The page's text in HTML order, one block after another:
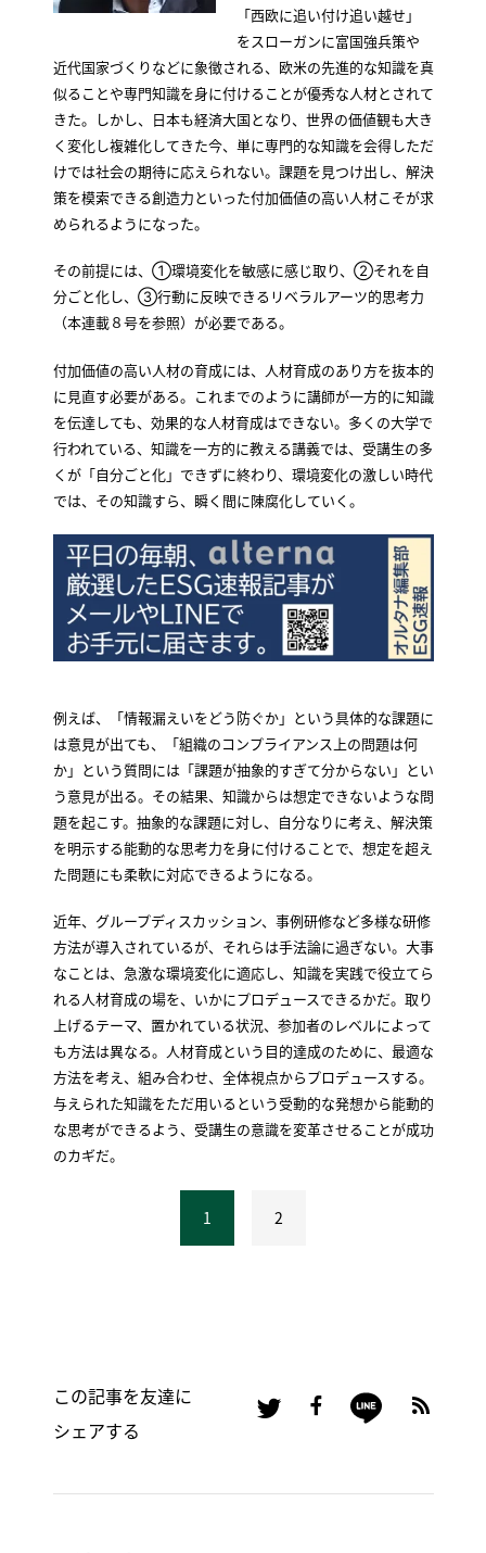
「西欧に追い付け追い越せ」
をスローガンに富国強兵策や
近代国家づくりなどに象徴される、欧米の先進的な知識を真
似ることや専門知識を身に付けることが優秀な人材とされて
きた。しかし、日本も経済大国となり、世界の価値観も大き
く変化し複雑化してきた今、単に専門的な知識を会得しただ
けでは社会の期待に応えられない。課題を見つけ出し、解決
策を模索できる創造力といった付加価値の高い人材こそが求
められるようになった。
その前提には、①環境変化を敏感に感じ取り、②それを自
分ごと化し、③行動に反映できるリベラルアーツ的思考力
（本連載８号を参照）が必要である。
付加価値の高い人材の育成には、人材育成のあり方を抜本的
に見直す必要がある。これまでのように講師が一方的に知識
を伝達しても、効果的な人材育成はできない。多くの大学で
行われている、知識を一方的に教える講義では、受講生の多
くが「自分ごと化」できずに終わり、環境変化の激しい時代
では、その知識すら、瞬く間に陳腐化していく。
例えば、「情報漏えいをどう防ぐか」という具体的な課題に
は意見が出ても、「組織のコンプライアンス上の問題は何
か」という質問には「課題が抽象的すぎて分からない」とい
う意見が出る。その結果、知識からは想定できないような問
題を起こす。抽象的な課題に対し、自分なりに考え、解決策
を明示する能動的な思考力を身に付けることで、想定を超え
た問題にも柔軟に対応できるようになる。
近年、グループディスカッション、事例研修など多様な研修
方法が導入されているが、それらは手法論に過ぎない。大事
なことは、急激な環境変化に適応し、知識を実践で役立てら
れる人材育成の場を、いかにプロデュースできるかだ。取り
上げるテーマ、置かれている状況、参加者のレベルによって
も方法は異なる。人材育成という目的達成のために、最適な
方法を考え、組み合わせ、全体視点からプロデュースする。
与えられた知識をただ用いるという受動的な発想から能動的
な思考ができるよう、受講生の意識を変革させることが成功
のカギだ。
1 2
この記事を友達に
シェアする